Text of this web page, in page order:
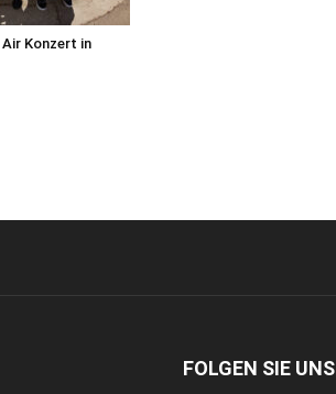
Air Konzert in
FOLGEN SIE UNS